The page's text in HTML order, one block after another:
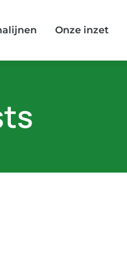
Onze inzet